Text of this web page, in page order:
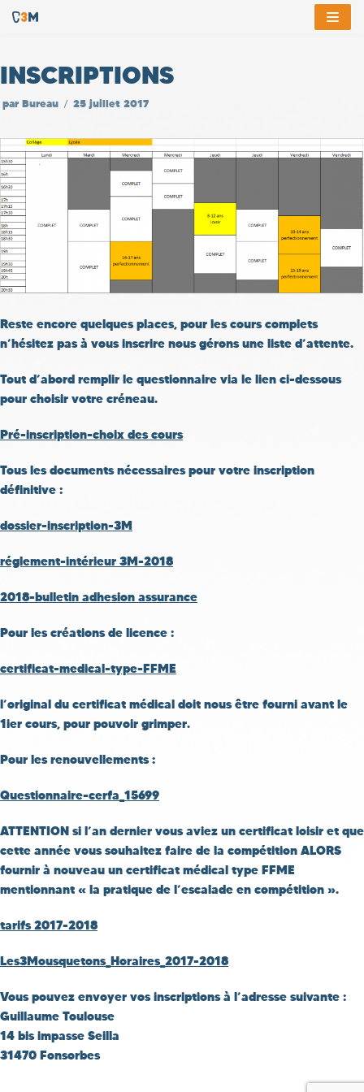
au
contenu
INSCRIPTIONS
par Bureau 25 juillet 2017
Reste encore quelques places, pour les cours complets
n’hésitez pas à vous inscrire nous gérons une liste d’attente.
Tout d’abord remplir le questionnaire via le lien ci-dessous
pour choisir votre créneau.
Pré-inscription-choix des cours
Tous les documents nécessaires pour votre inscription
définitive :
dossier-inscription-3M
réglement-intérieur 3M-2018
2018-bulletin adhesion assurance
Pour les créations de licence :
certificat-medical-type-FFME
l’original du certificat médical doit nous être fourni avant le
1ier cours, pour pouvoir grimper.
Pour les renouvellements :
Questionnaire-cerfa_15699
ATTENTION si l’an dernier vous aviez un certificat loisir et que
cette année vous souhaitez faire de la compétition ALORS
fournir à nouveau un certificat médical type FFME
mentionnant « la pratique de l’escalade en compétition ».
tarifs 2017-2018
Les3Mousquetons_Horaires_2017-2018
Vous pouvez envoyer vos inscriptions à l’adresse suivante :
Guillaume Toulouse
14 bis impasse Seilla
31470 Fonsorbes